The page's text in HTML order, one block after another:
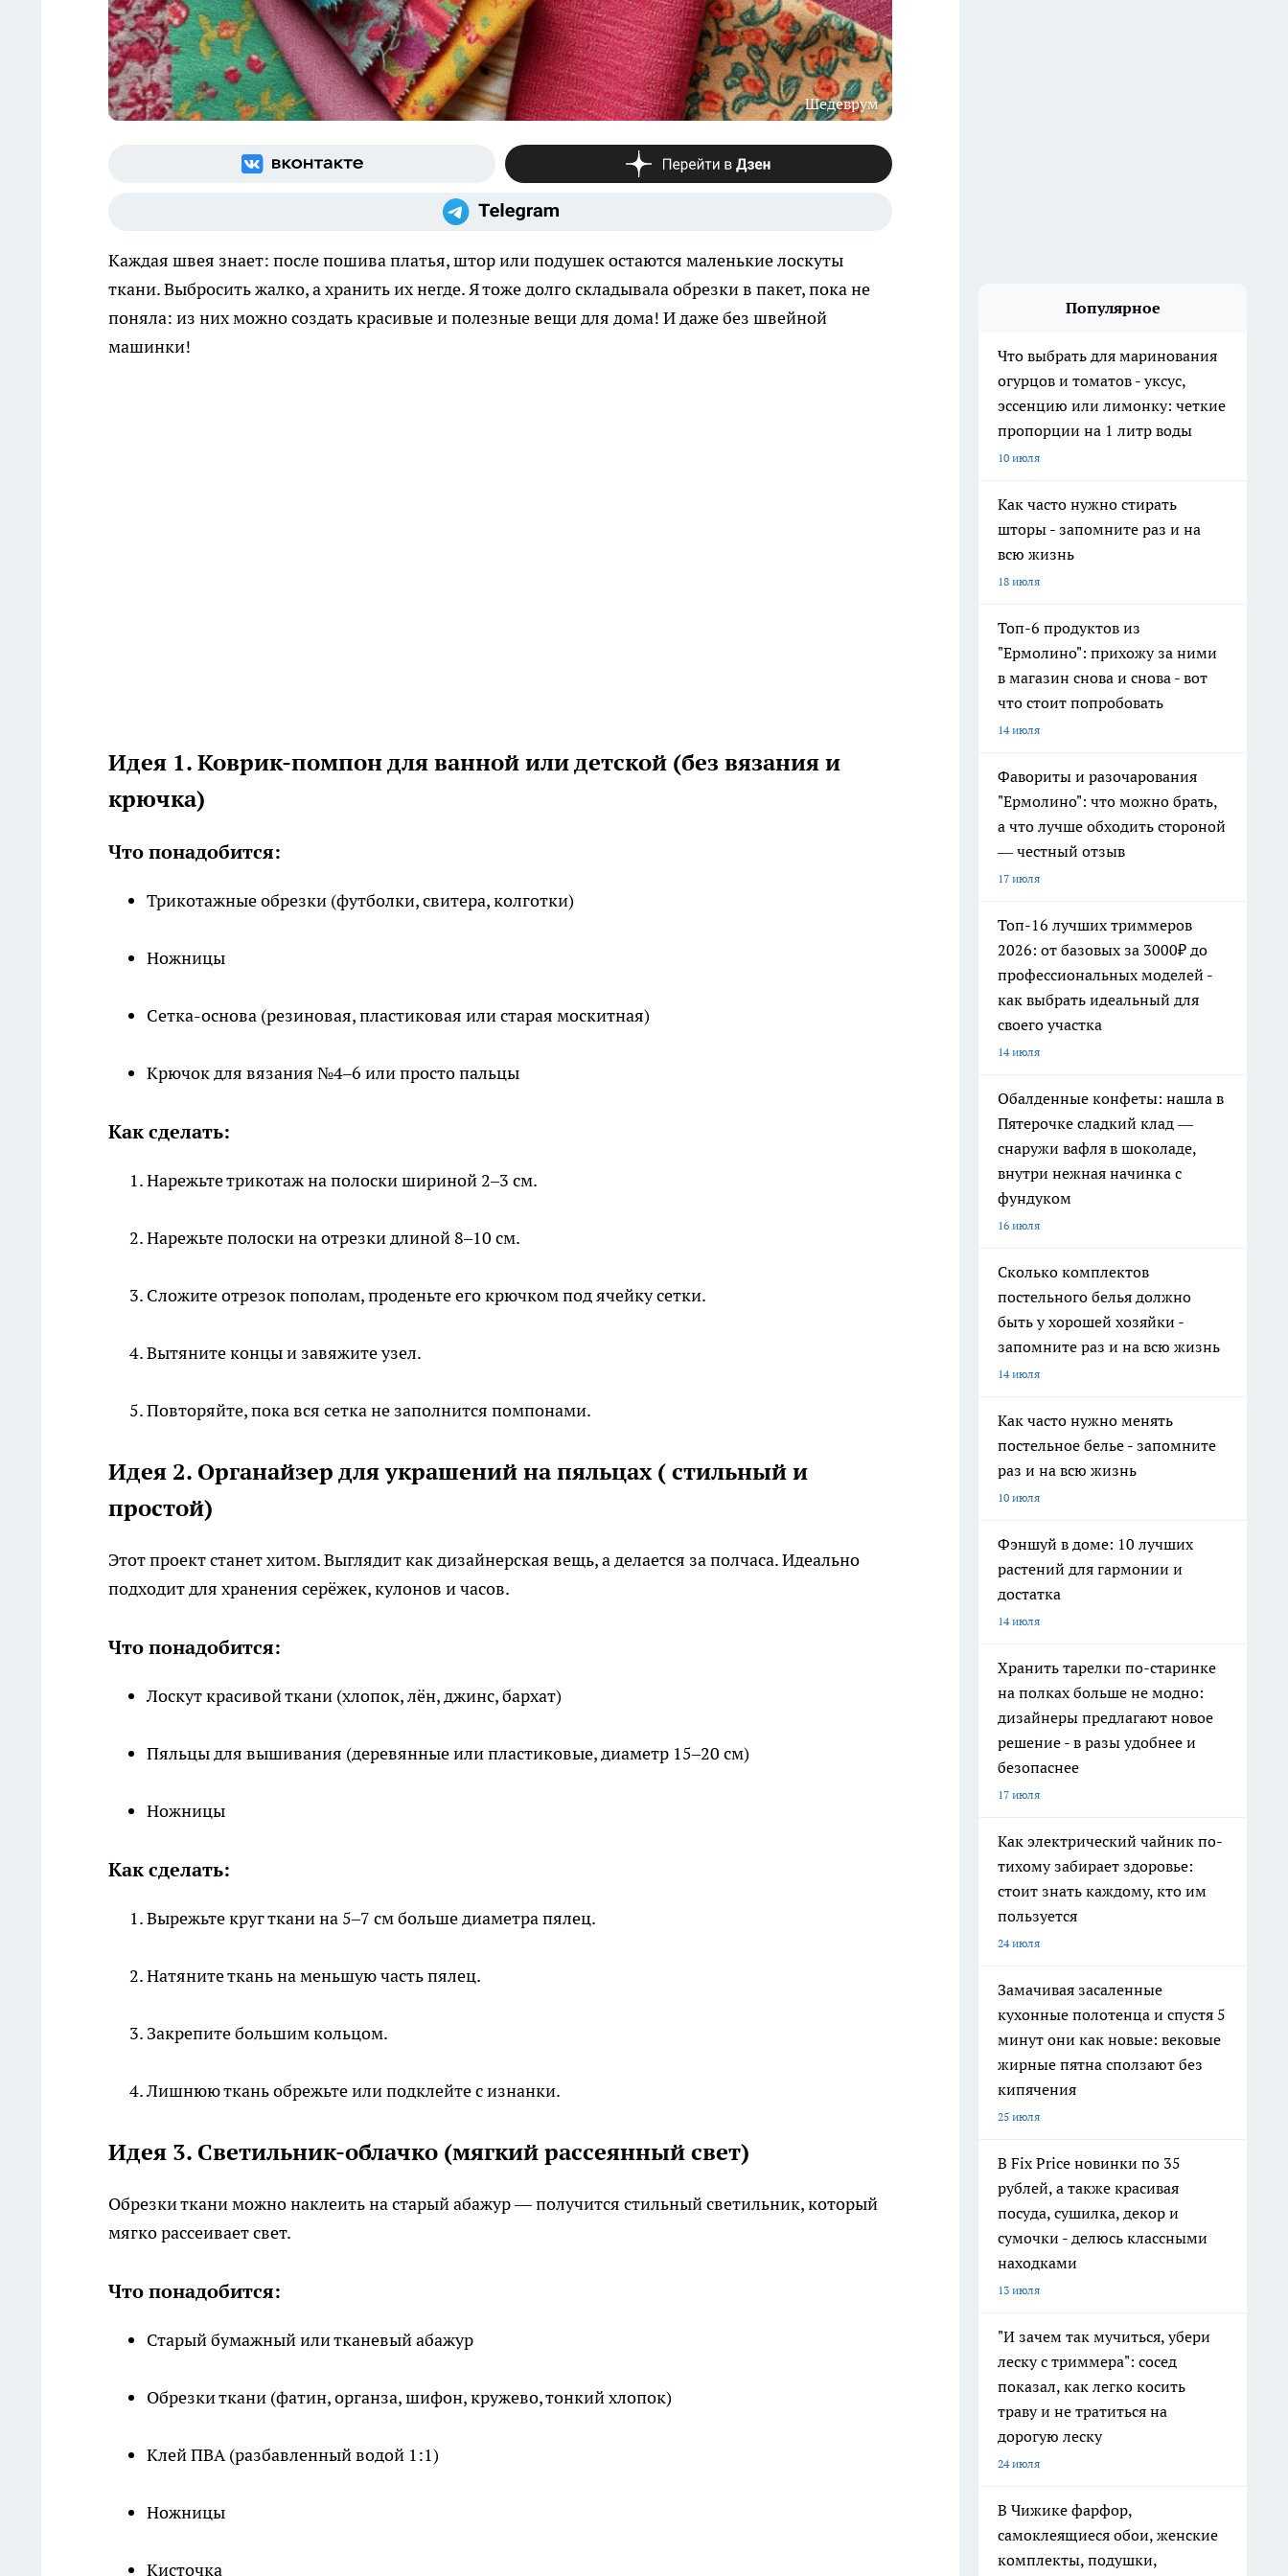
Шедеврум
Каждая швея знает: после пошива платья, штор или подушек остаются маленькие лоскуты
ткани. Выбросить жалко, а хранить их негде. Я тоже долго складывала обрезки в пакет, пока не
поняла: из них можно создать красивые и полезные вещи для дома! И даже без швейной
машинки!
Идея 1. Коврик-помпон для ванной или детской (без вязания и
крючка)
Что понадобится:
Трикотажные обрезки (футболки, свитера, колготки)
Ножницы
Сетка-основа (резиновая, пластиковая или старая москитная)
Крючок для вязания №4–6 или просто пальцы
Как сделать:
Нарежьте трикотаж на полоски шириной 2–3 см.
Нарежьте полоски на отрезки длиной 8–10 см.
Сложите отрезок пополам, проденьте его крючком под ячейку сетки.
Вытяните концы и завяжите узел.
Повторяйте, пока вся сетка не заполнится помпонами.
Идея 2. Органайзер для украшений на пяльцах ( стильный и
простой)
Этот проект станет хитом. Выглядит как дизайнерская вещь, а делается за полчаса. Идеально
подходит для хранения серёжек, кулонов и часов.
Что понадобится:
Лоскут красивой ткани (хлопок, лён, джинс, бархат)
Пяльцы для вышивания (деревянные или пластиковые, диаметр 15–20 см)
Ножницы
Как сделать:
Вырежьте круг ткани на 5–7 см больше диаметра пялец.
Натяните ткань на меньшую часть пялец.
Закрепите большим кольцом.
Лишнюю ткань обрежьте или подклейте с изнанки.
Идея 3. Светильник-облачко (мягкий рассеянный свет)
Обрезки ткани можно наклеить на старый абажур — получится стильный светильник, который
мягко рассеивает свет.
Что понадобится:
Старый бумажный или тканевый абажур
Обрезки ткани (фатин, органза, шифон, кружево, тонкий хлопок)
Клей ПВА (разбавленный водой 1:1)
Ножницы
Кисточка
Популярное
Что выбрать для маринования
огурцов и томатов - уксус,
эссенцию или лимонку: четкие
пропорции на 1 литр воды
10 июля
Как часто нужно стирать
шторы - запомните раз и на
всю жизнь
18 июля
Топ-6 продуктов из
"Ермолино": прихожу за ними
в магазин снова и снова - вот
что стоит попробовать
14 июля
Фавориты и разочарования
"Ермолино": что можно брать,
а что лучше обходить стороной
— честный отзыв
17 июля
Топ-16 лучших триммеров
2026: от базовых за 3000₽ до
профессиональных моделей -
как выбрать идеальный для
своего участка
14 июля
Обалденные конфеты: нашла в
Пятерочке сладкий клад —
снаружи вафля в шоколаде,
внутри нежная начинка с
фундуком
16 июля
Сколько комплектов
постельного белья должно
быть у хорошей хозяйки -
запомните раз и на всю жизнь
14 июля
Как часто нужно менять
постельное белье - запомните
раз и на всю жизнь
10 июля
Фэншуй в доме: 10 лучших
растений для гармонии и
достатка
14 июля
Хранить тарелки по-старинке
на полках больше не модно:
дизайнеры предлагают новое
решение - в разы удобнее и
безопаснее
17 июля
Как электрический чайник по-
тихому забирает здоровье:
стоит знать каждому, кто им
пользуется
24 июля
Замачивая засаленные
кухонные полотенца и спустя 5
минут они как новые: вековые
жирные пятна сползают без
кипячения
25 июля
В Fix Price новинки по 35
рублей, а также красивая
посуда, сушилка, декор и
сумочки - делюсь классными
находками
13 июля
"И зачем так мучиться, убери
леску с триммера": сосед
показал, как легко косить
траву и не тратиться на
дорогую леску
24 июля
В Чижике фарфор,
самоклеящиеся обои, женские
комплекты, подушки,